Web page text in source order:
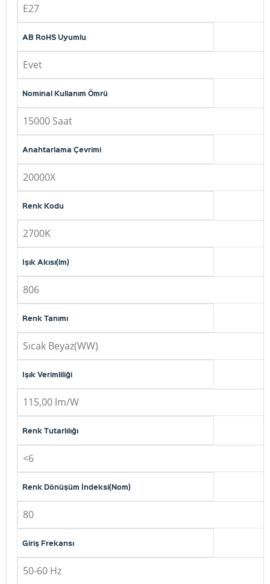
E27
AB RoHS Uyumlu
Evet
Nominal Kullanım Ömrü
15000 Saat
Anahtarlama Çevrimi
20000X
Renk Kodu
2700K
Işık Akısı(lm)
806
Renk Tanımı
Sıcak Beyaz(WW)
Işık Verimliliği
115,00 lm/W
Renk Tutarlılığı
<6
Renk Dönüşüm İndeksi(Nom)
80
Giriş Frekansı
50-60 Hz